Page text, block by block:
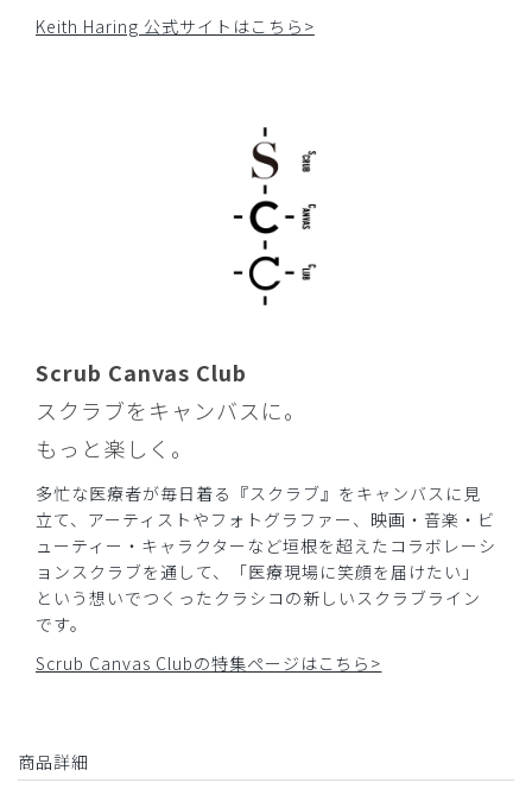
Keith Haring 公式サイトはこちら>
Scrub Canvas Club
スクラブをキャンバスに。
もっと楽しく。
多忙な医療者が毎日着る『スクラブ』をキャンバスに見
立て、アーティストやフォトグラファー、映画・音楽・ビ
ューティー・キャラクターなど垣根を超えたコラボレーシ
ョンスクラブを通して、「医療現場に笑顔を届けたい」
という想いでつくったクラシコの新しいスクラブライン
です。
Scrub Canvas Clubの特集ページはこちら>
商品詳細